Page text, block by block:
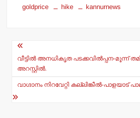
at
p
p
c
o
o
goldprice hike kannurnews
Post
navigation
വീട്ടില്‍ അനധികൃത പടക്കവില്‍പ്പന-മൂന്ന്
അറസ്റ്റില്‍.
വാഗ്ദാനം നിറവേറ്റി കല്ലിങ്കീല്‍-പാളയാട്